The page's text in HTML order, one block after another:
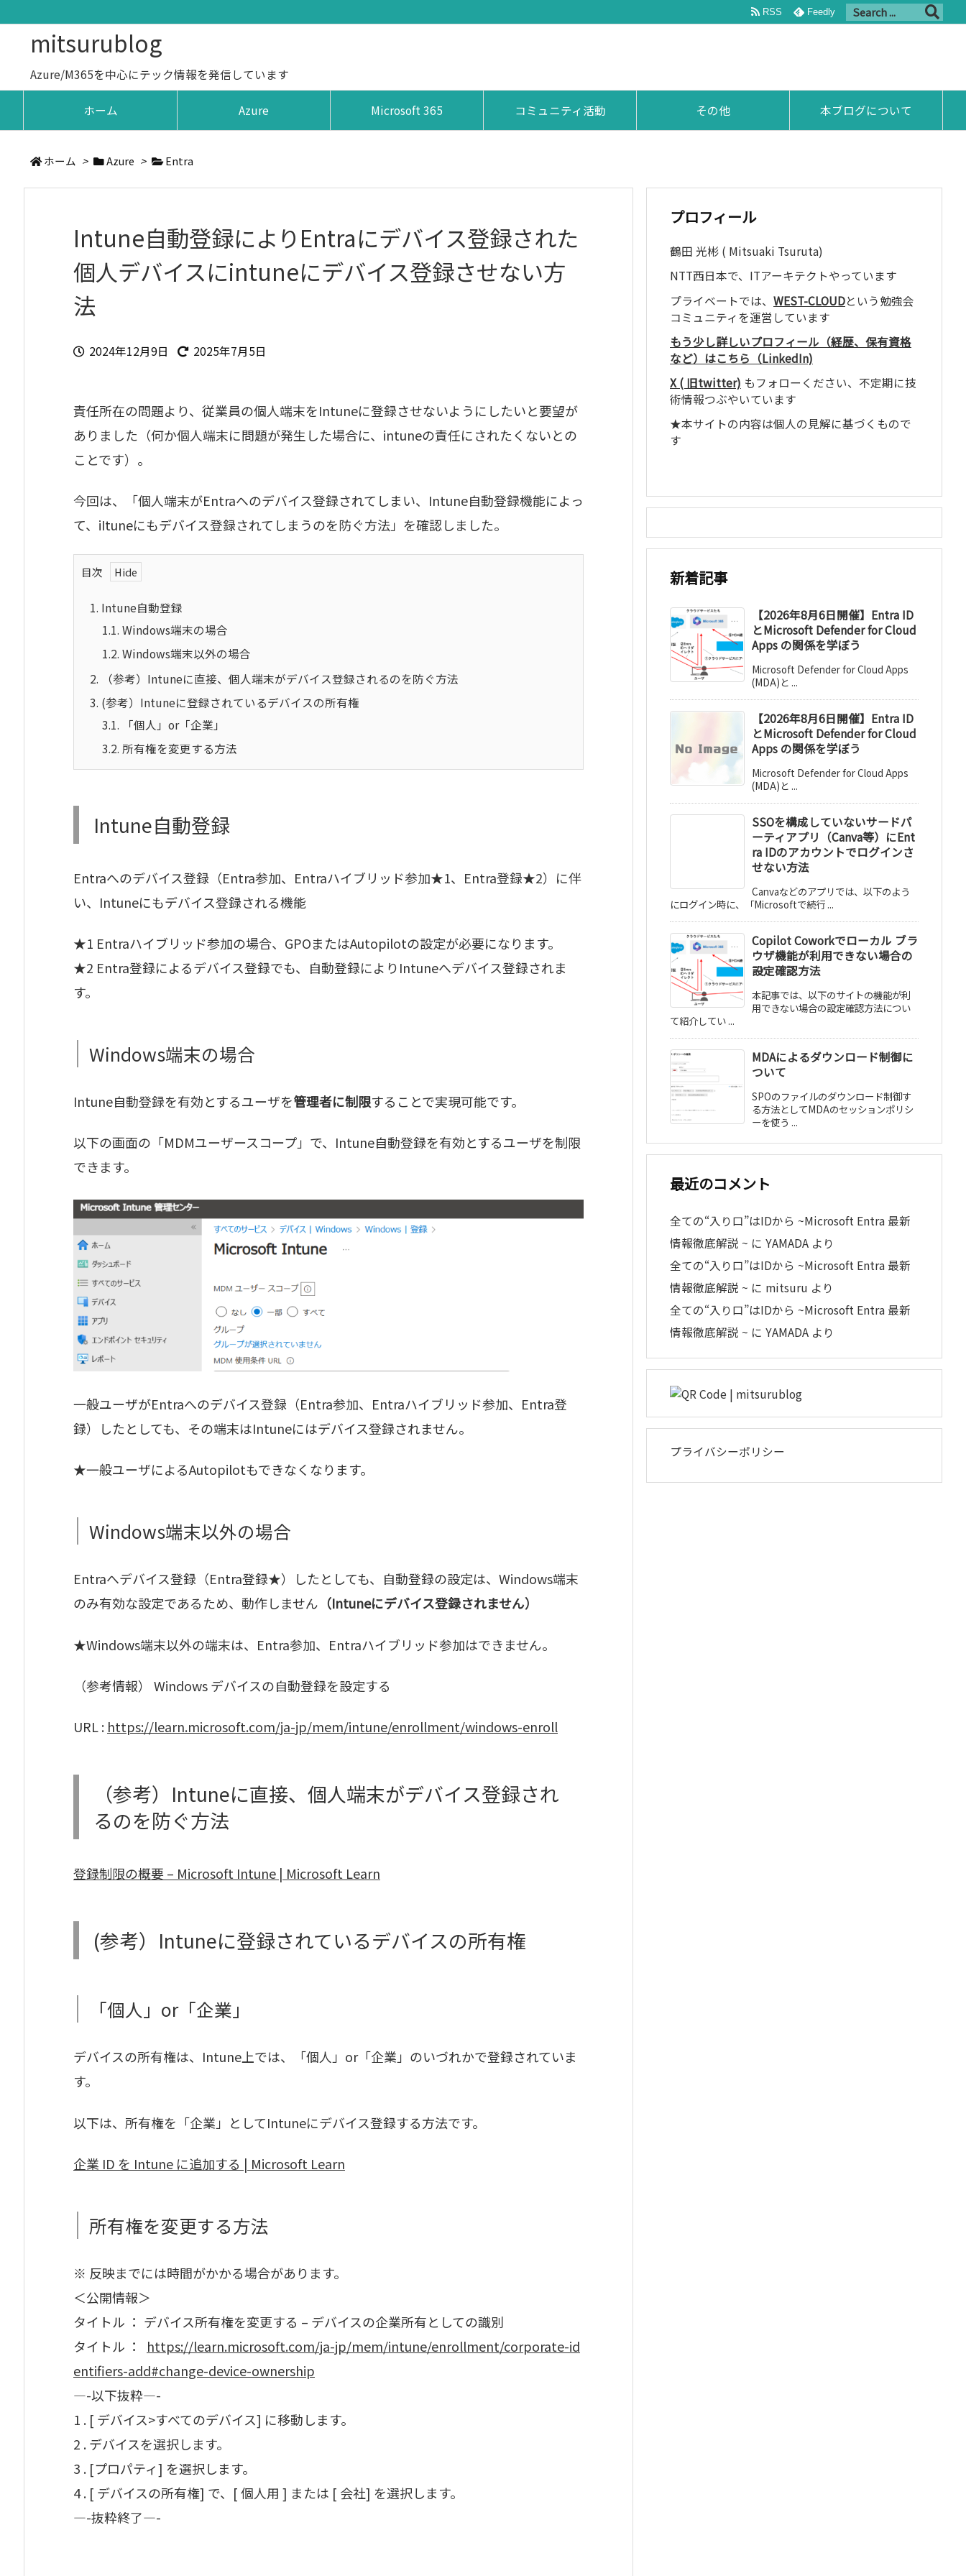
mitsurublog
Azure/M365を中心にテック情報を発信しています
ホーム Azure Microsoft 365 コミュニティ活動 その他 本ブログについて
RSS Feedly
ホーム > Azure > Entra
Intune自動登録によりEntraにデバイス登録された
個人デバイスにintuneにデバイス登録させない方
法
2024年12月9日 2025年7月5日
責任所在の問題より、従業員の個人端末をIntuneに登録させないようにしたいと要望が
ありました（何か個人端末に問題が発生した場合に、intuneの責任にされたくないとの
ことです）。
今回は、「個人端末がEntraへのデバイス登録されてしまい、Intune自動登録機能によっ
て、iItuneにもデバイス登録されてしまうのを防ぐ方法」を確認しました。
目次
1. Intune自動登録
1.1. Windows端末の場合
1.2. Windows端末以外の場合
2. （参考）Intuneに直接、個人端末がデバイス登録されるのを防ぐ方法
3. (参考）Intuneに登録されているデバイスの所有権
3.1. 「個人」or「企業」
3.2. 所有権を変更する方法
Intune自動登録
Entraへのデバイス登録（Entra参加、Entraハイブリッド参加★1、Entra登録★2）に伴
い、Intuneにもデバイス登録される機能
★1 Entraハイブリッド参加の場合、GPOまたはAutopilotの設定が必要になります。
★2 Entra登録によるデバイス登録でも、自動登録によりIntuneへデバイス登録されま
す。
Windows端末の場合
Intune自動登録を有効とするユーザを管理者に制限することで実現可能です。
以下の画面の「MDMユーザースコープ」で、Intune自動登録を有効とするユーザを制限
できます。
一般ユーザがEntraへのデバイス登録（Entra参加、Entraハイブリッド参加、Entra登
録）したとしても、その端末はIntuneにはデバイス登録されません。
★一般ユーザによるAutopilotもできなくなります。
Windows端末以外の場合
Entraへデバイス登録（Entra登録★）したとしても、自動登録の設定は、Windows端末
のみ有効な設定であるため、動作しません （Intuneにデバイス登録されません）
★Windows端末以外の端末は、Entra参加、Entraハイブリッド参加はできません。
（参考情報） Windows デバイスの自動登録を設定する
URL : https://learn.microsoft.com/ja-jp/mem/intune/enrollment/windows-enroll
（参考）Intuneに直接、個人端末がデバイス登録され
るのを防ぐ方法
登録制限の概要 – Microsoft Intune | Microsoft Learn
(参考）Intuneに登録されているデバイスの所有権
「個人」or「企業」
デバイスの所有権は、Intune上では、「個人」or「企業」のいづれかで登録されていま
す。
以下は、所有権を「企業」としてIntuneにデバイス登録する方法です。
企業 ID を Intune に追加する | Microsoft Learn
所有権を変更する方法
※ 反映までには時間がかかる場合があります。
＜公開情報＞
タイトル ： デバイス所有権を変更する – デバイスの企業所有としての識別
タイトル ： https://learn.microsoft.com/ja-jp/mem/intune/enrollment/corporate-id
entifiers-add#change-device-ownership
—-以下抜粋—-
1 . [ デバイス>すべてのデバイス] に移動します。
2 . デバイスを選択します。
3 . [プロパティ] を選択します。
4 . [ デバイスの所有権] で、[ 個人用 ] または [ 会社] を選択します。
—-抜粋終了—-
プロフィール
鶴田 光彬 ( Mitsuaki Tsuruta)
NTT西日本で、ITアーキテクトやっています
プライベートでは、 WEST-CLOUDという勉強会
コミュニティを運営しています
もう少し詳しいプロフィール（経歴、保有資格
など）はこちら（LinkedIn)
X ( 旧twitter) もフォローください、不定期に技
術情報つぶやいています
★本サイトの内容は個人の見解に基づくもので
す
新着記事
【2026年8月6日開催】Entra ID
とMicrosoft Defender for Cloud
Apps の関係を学ぼう
Microsoft Defender for Cloud Apps
(MDA)と ...
【2026年8月6日開催】Entra ID
とMicrosoft Defender for Cloud
Apps の関係を学ぼう
Microsoft Defender for Cloud Apps
(MDA)と ...
SSOを構成していないサードパ
ーティアプリ（Canva等）にEnt
ra IDのアカウントでログインさ
せない方法
Canvaなどのアプリでは、以下のよう
にログイン時に、「Microsoftで続行 ...
Copilot Coworkでローカル ブラ
ウザ機能が利用できない場合の
設定確認方法
本記事では、以下のサイトの機能が利
用できない場合の設定確認方法につい
て紹介してい ...
MDAによるダウンロード制御に
ついて
SPOのファイルのダウンロード制御す
る方法としてMDAのセッションポリシ
ーを使う ...
最近のコメント
全ての“入り口”はIDから ~Microsoft Entra 最新
情報徹底解説 ~ に YAMADA より
全ての“入り口”はIDから ~Microsoft Entra 最新
情報徹底解説 ~ に mitsuru より
全ての“入り口”はIDから ~Microsoft Entra 最新
情報徹底解説 ~ に YAMADA より
プライバシーポリシー